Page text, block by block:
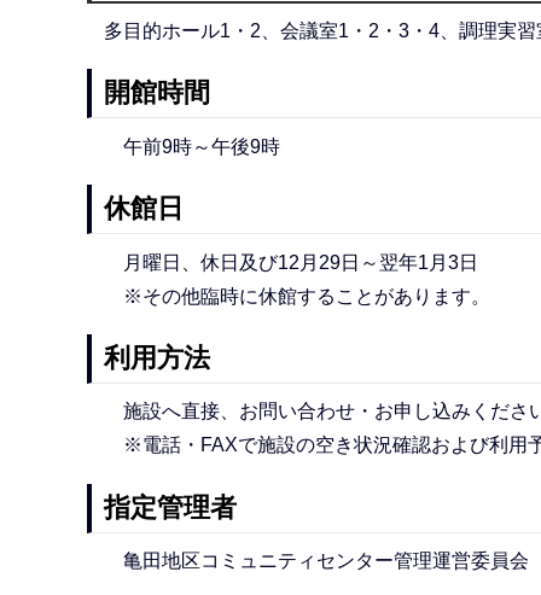
多目的ホール1・2、会議室1・2・3・4、調理実
開館時間
午前9時～午後9時
休館日
月曜日、休日及び12月29日～翌年1月3日
※その他臨時に休館することがあります。
利用方法
施設へ直接、お問い合わせ・お申し込みくださ
※電話・FAXで施設の空き状況確認および利用
指定管理者
亀田地区コミュニティセンター管理運営委員会